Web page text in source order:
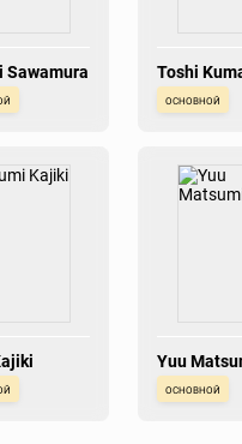
Sawamura Toshi
основной
Yuu
основной